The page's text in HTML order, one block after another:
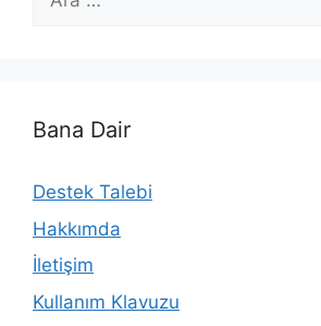
Bana Dair
Destek Talebi
Hakkımda
İletişim
Kullanım Klavuzu